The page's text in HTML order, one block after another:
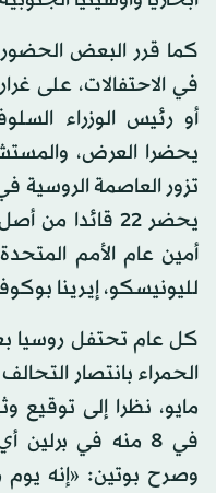
كما قرر البعض
في الاحتفالات، على
أو رئيس الوزراء
يحضرا العرض،
أمين عام الأمم
لليونيسكو، إيرينا
كل عام تحتفل روسيا
مايو، نظرا إلى توقيع
وصرح بوتين: «إنه